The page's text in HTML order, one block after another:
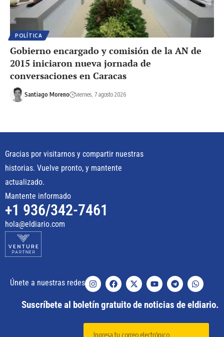
POLÍTICA
Gobierno encargado y comisión de la AN de
2015 iniciaron nueva jornada de
conversaciones en Caracas
Santiago Moreno viernes, 7 agosto 2026
Gracias por visitarnos y compartir nuestras
historias. Vuelve pronto, y mantente
actualizado.
Mantente informado
+1 936/342-7461
hola@eldiario.com
Únete a nuestras redes
Suscríbete al boletín gratuito de noticias de eldiario.